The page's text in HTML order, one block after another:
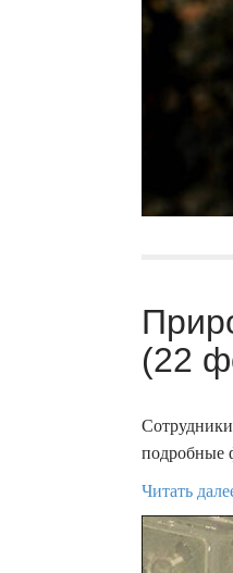
(22
подробные
Читать